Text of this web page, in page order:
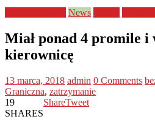
News
Miał ponad 4 promile i
kierownicę
13 marca, 2018 admin 0 Comments
Graniczna, zatrzymanie
19
SHARES
ShareTweet